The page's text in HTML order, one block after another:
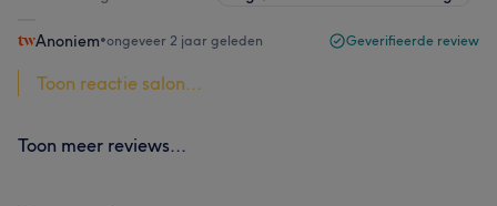
Anoniem•ongeveer 2 jaar geleden Geverifieerde review
Toon reactie salon...
Toon meer reviews...